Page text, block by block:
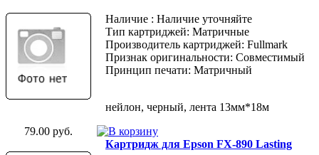
Наличие : Наличие уточняйте
Тип картриджей: Матричные
Производитель картриджей: Fullmark
Признак оригинальности: Совместимый
Принцип печати: Матричный
нейлон, черный, лента 13мм*18м
79.00 руб.
Картридж для Epson FX-890 Lasting